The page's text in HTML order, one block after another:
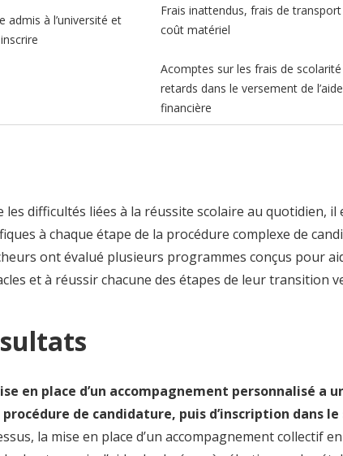
admis à l’université et
inscrire
Frais inattendus, frais de
coût matériel
Acomptes sur les frais de
retards dans le versement de l’aide
financière
les difficultés liées à la réussite scolaire au quotidien,
à chaque étape de la procédure complexe de
ont évalué plusieurs programmes conçus pour
et à réussir chacune des étapes de leur transition
en place d’un accompagnement personnalisé a
procédure de candidature, puis d’inscription dans
la mise en place d’un accompagnement collectif